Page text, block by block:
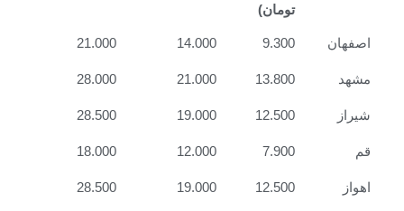
تومان)
اصفهان 9.300
14.000
21.000
مشهد 13.800
21.000
28.000
شیراز 12.500
19.000
28.500
7.900
12.000
18.000
اهواز 12.500
19.000
28.500